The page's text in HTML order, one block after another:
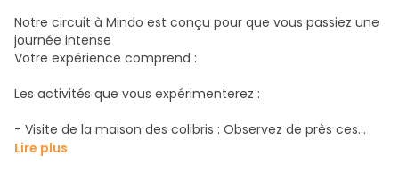
Notre circuit à Mindo est conçu pour que vous passiez une
journée intense
Votre expérience comprend :
Les activités que vous expérimenterez :
- Visite de la maison des colibris : Observez de près ces
oiseaux fascinants.
Lire plus